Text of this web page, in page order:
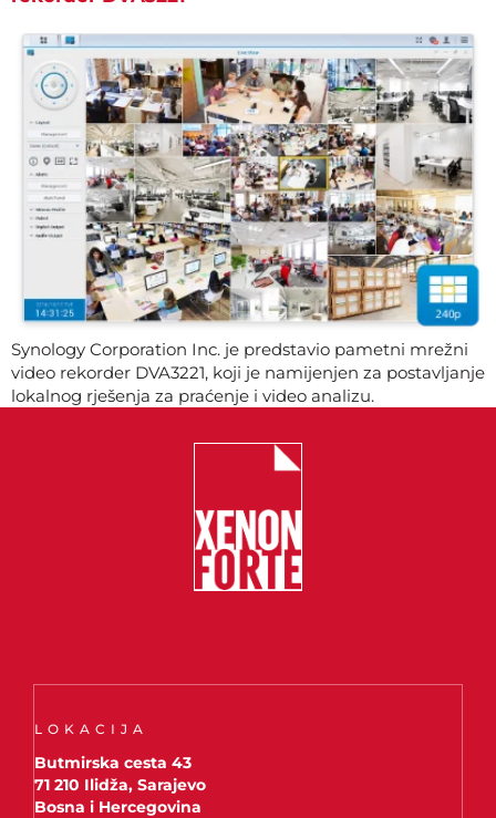
Synology Corporation Inc. je predstavio pametni mrežni
video rekorder DVA3221, koji je namijenjen za postavljanje
lokalnog rješenja za praćenje i video analizu.
LOKACIJA
Butmirska cesta 43
71 210 Ilidža, Sarajevo
Bosna i Hercegovina